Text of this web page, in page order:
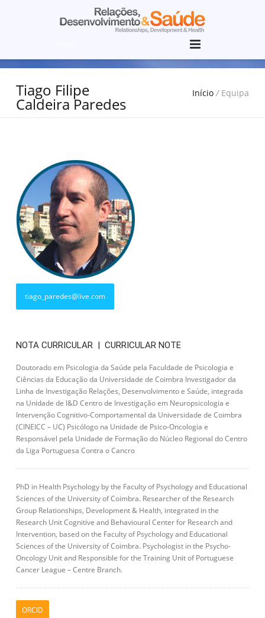
Tiago Filipe
Caldeira Paredes
Início /Equipa
tiago_paredes@live.com
NOTA CURRICULAR | CURRICULAR NOTE
Doutorado em Psicologia da Saúde pela Faculdade de Psicologia e
Ciências da Educação da Universidade de Coimbra Investigador da
Linha de Investigação Relações, Desenvolvimento e Saúde, integrada
na Unidade de I&D Centro de Investigação em Neuropsicologia e
Intervenção Cognitivo-Comportamental da Universidade de Coimbra
(CINEICC – UC) Psicólogo na Unidade de Psico-Oncologia e
Responsável pela Unidade de Formação do Núcleo Regional do Centro
da Liga Portuguesa Contra o Cancro
PhD in Health Psychology by the Faculty of Psychology and Educational
Sciences of the University of Coimbra. Researcher of the Research
Group Relationships, Development & Health, integrated in the
Research Unit Cognitive and Behavioural Center for Research and
Intervention, based on the Faculty of Psychology and Educational
Sciences of the University of Coimbra. Psychologist in the Psycho-
Oncology Unit and Responsible for the Training Unit of Portuguese
Cancer League – Centre Branch.
ORCID